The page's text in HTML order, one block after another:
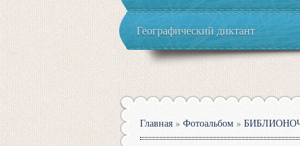
Географический диктант
Главная » Фотоальбом »